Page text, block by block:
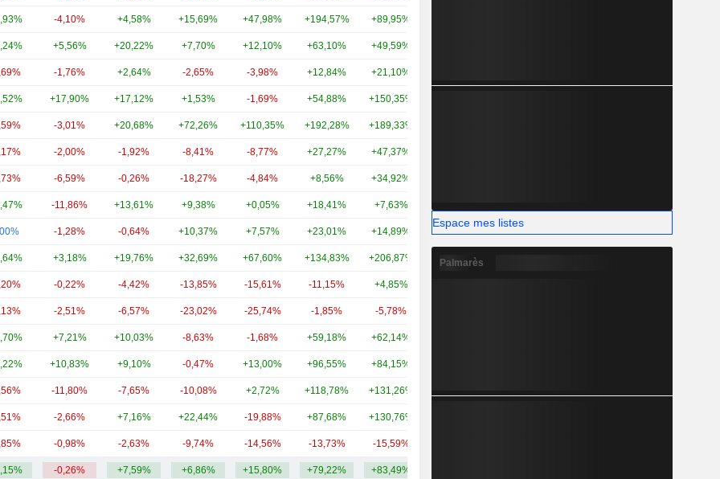
-4,10% +4,58% +15,69% +47,98% +194,57% +89,95%
+5,56% +20,22% +7,70% +12,10% +63,10% +49,59%
-1,76% +2,64% -2,65% -3,98% +12,84% +21,10%
+17,90% +17,12% +1,53% -1,69% +54,88% +150,35%
-3,01% +20,68% +72,26% +110,35% +192,28% +189,33%
-2,00% -1,92% -8,41% -8,77% +27,27% +47,37%
-6,59% -0,26% -18,27% -4,84% +8,56% +34,92%
-11,86% +13,61% +9,38% +0,05% +18,41% +7,63%
-1,28% -0,64% +10,37% +7,57% +23,01% +14,89% +88,81% 20,35 Md
+3,18% +19,76% +32,69% +67,60% +134,83% +206,87% +219,93%
-0,22% -4,42% -13,85% -15,61% -11,15% +4,85%
-2,51% -6,57% -23,02% -25,74% -1,85% -5,78%
+7,21% +10,03% -8,63% -1,68% +59,18% +62,14%
+10,83% +9,10% -0,47% +13,00% +96,55% +84,15%
-11,80% -7,65% -10,08% +2,72% +118,78% +131,26%
-2,66% +7,16% +22,44% -19,88% +87,68% +130,76%
-0,98% -2,63% -9,74% -14,56% -13,73% -15,59%
-0,26% +7,59% +6,86% +15,80% +79,22% +83,49%
Espace mes listes
Palmarès